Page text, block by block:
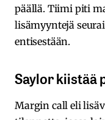
päällä. Tiimi piti
lisämyyntejä
entisestään.
Saylor kiistää
Margin call eli